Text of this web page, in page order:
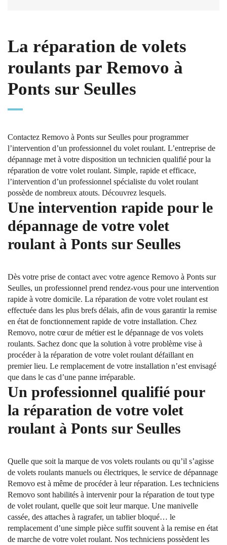
La réparation de volets
roulants par Removo à
Ponts sur Seulles
Contactez Removo à Ponts sur Seulles pour programmer
l’intervention d’un professionnel du volet roulant. L’entreprise de
dépannage met à votre disposition un technicien qualifié pour la
réparation de votre volet roulant. Simple, rapide et efficace,
l’intervention d’un professionnel spécialiste du volet roulant
possède de nombreux atouts. Découvrez lesquels.
Une intervention rapide pour le
dépannage de votre volet
roulant à Ponts sur Seulles
Dès votre prise de contact avec votre agence Removo à Ponts sur
Seulles, un professionnel prend rendez-vous pour une intervention
rapide à votre domicile. La réparation de votre volet roulant est
effectuée dans les plus brefs délais, afin de vous garantir la remise
en état de fonctionnement rapide de votre installation. Chez
Removo, notre cœur de métier est le dépannage de vos volets
roulants. Sachez donc que la solution à votre problème vise à
procéder à la réparation de votre volet roulant défaillant en
premier lieu. Le remplacement de votre installation n’est envisagé
que dans le cas d’une panne irréparable.
Un professionnel qualifié pour
la réparation de votre volet
roulant à Ponts sur Seulles
Quelle que soit la marque de vos volets roulants ou qu’il s’agisse
de volets roulants manuels ou électriques, le service de dépannage
Removo est à même de procéder à leur réparation. Les techniciens
Removo sont habilités à intervenir pour la réparation de tout type
de volet roulant, quelle que soit leur marque. Une manivelle
cassée, des attaches à ragrafer, un tablier bloqué… le
remplacement d’une simple pièce suffit souvent à la remise en état
de marche de votre volet roulant. Nos techniciens possèdent les